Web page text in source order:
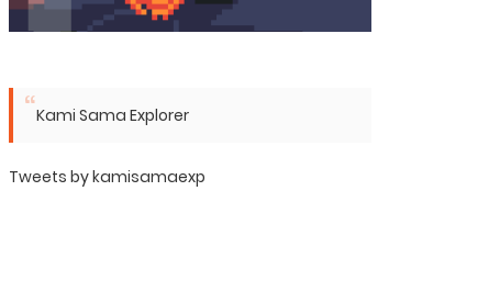
Kami Sama Explorer
Tweets by kamisamaexp